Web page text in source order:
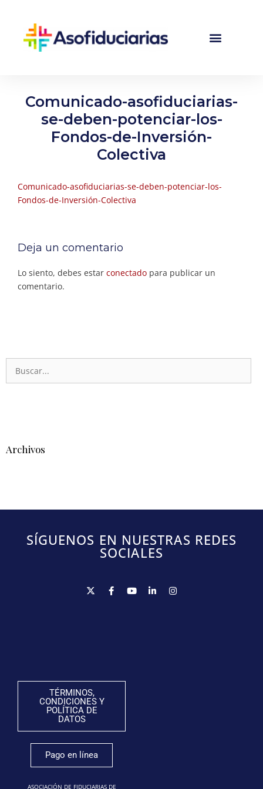
Comunicado-asofiduciarias-
se-deben-potenciar-los-
Fondos-de-Inversión-
Colectiva
Comunicado-asofiduciarias-se-deben-potenciar-los-
Fondos-de-Inversión-Colectiva
Deja un comentario
Lo siento, debes estar conectado para publicar un
comentario.
Archivos
SÍGUENOS EN NUESTRAS REDES
SOCIALES
TÉRMINOS,
CONDICIONES Y
POLÍTICA DE
DATOS
Pago en línea
ASOCIACIÓN DE FIDUCIARIAS DE